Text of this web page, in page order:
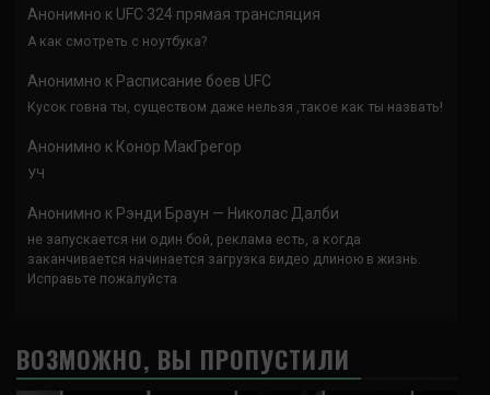
Анонимно к UFC 324 прямая трансляция
А как смотреть с ноутбука?
Анонимно к Расписание боев UFC
Кусок говна ты, существом даже нельзя ,такое как ты назвать!
Анонимно к Конор МакГрегор
УЧ
Анонимно к Рэнди Браун — Николас Далби
не запускается ни один бой, реклама есть, а когда
заканчивается начинается загрузка видео длиною в жизнь.
Исправьте пожалуйста
ВОЗМОЖНО, ВЫ ПРОПУСТИЛИ